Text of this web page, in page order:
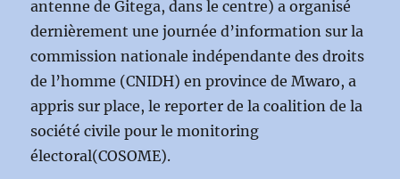
antenne de Gitega, dans le centre) a organisé
dernièrement une journée d’information sur la
commission nationale indépendante des droits
de l’homme (CNIDH) en province de Mwaro, a
appris sur place, le reporter de la coalition de la
société civile pour le monitoring
électoral(COSOME).